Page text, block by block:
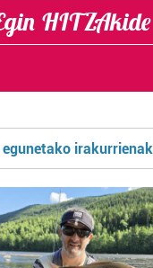
HITZAkide
egunetako irakurrienak